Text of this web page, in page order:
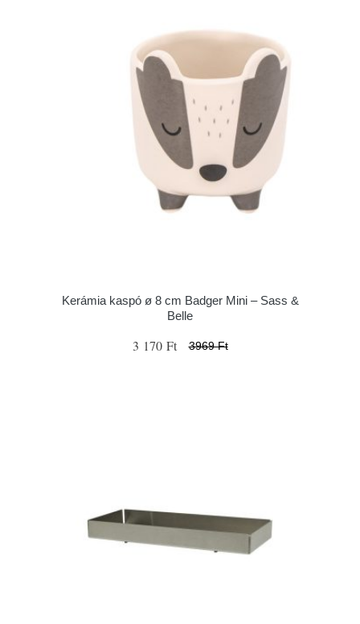
Kerámia kaspó ø 8 cm Badger Mini – Sass &
Belle
3 170 Ft 3969 Ft